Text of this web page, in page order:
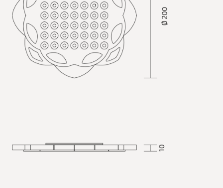
Reflexionsgrade:
70/50/20
UGR
quer: